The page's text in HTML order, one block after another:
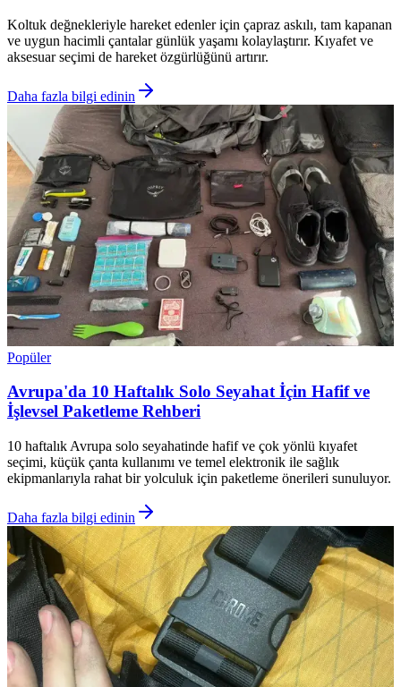
Koltuk değnekleriyle hareket edenler için çapraz askılı, tam kapanan
ve uygun hacimli çantalar günlük yaşamı kolaylaştırır. Kıyafet ve
aksesuar seçimi de hareket özgürlüğünü artırır.
Daha fazla bilgi edinin
Popüler
Avrupa'da 10 Haftalık Solo Seyahat İçin Hafif ve
İşlevsel Paketleme Rehberi
10 haftalık Avrupa solo seyahatinde hafif ve çok yönlü kıyafet
seçimi, küçük çanta kullanımı ve temel elektronik ile sağlık
ekipmanlarıyla rahat bir yolculuk için paketleme önerileri sunuluyor.
Daha fazla bilgi edinin